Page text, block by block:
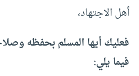
أهل الاجتهاد،
فعليك أيها المسلم بحفظه
فيما يلي: